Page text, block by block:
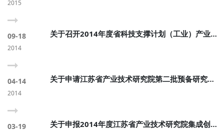
2015
09-18
2014
关于召开2014年度省科技支撑计划（工业）产业技
04-14
2014
关于申请江苏省产业技术研究院第二批预备研究所
03-19
关于申报2014年度江苏省产业技术研究院集成创新